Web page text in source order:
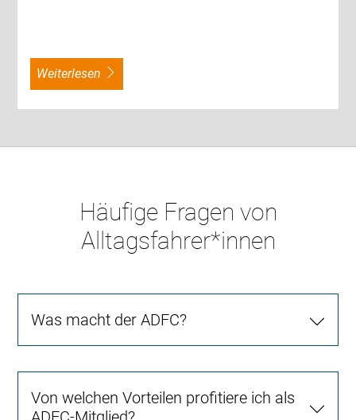
weiterlesen
Häufige Fragen von
Alltagsfahrer*innen
Was macht der ADFC?
Von welchen Vorteilen profitiere ich als